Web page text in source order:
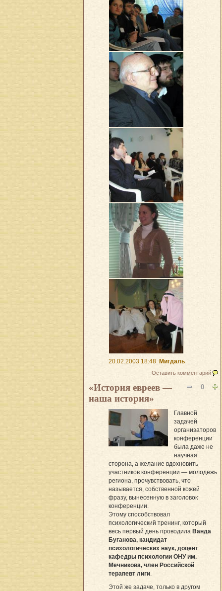
20.02.2003 18:48 Мигдаль
Оставить комментарий
0
«История евреев —
наша история»
Главной
задачей
организаторов
конференции
была даже не
научная
сторона, а желание вдохновить
участников конференции — молодежь
региона, прочувствовать, что
называется, собственной кожей
фразу, вынесенную в заголовок
конференции.
Этому способствовал
психологический тренинг, который
весь первый день проводила Ванда
Буганова, кандидат
психологических наук, доцент
кафедры психологии ОНУ им.
Мечникова, член Российской
терапевт лиги.
Этой же задаче, только в другом